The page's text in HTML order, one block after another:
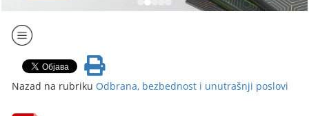
Nazad na rubriku Odbrana, bezbednost i unutrašnji poslovi